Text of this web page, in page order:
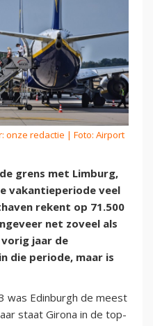
onze redactie | Foto: Airport
grens met Limburg,
vakantieperiode veel
rekent op 71.500
net zoveel als
jaar de
die periode, maar is
was Edinburgh de meest
staat Girona in de top-